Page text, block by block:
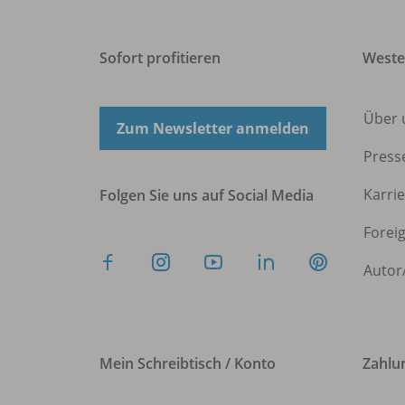
Sofort profitieren
Zum Newsletter anmelden
Folgen Sie uns auf Social Media
Über
Mein Schreibtisch / Konto